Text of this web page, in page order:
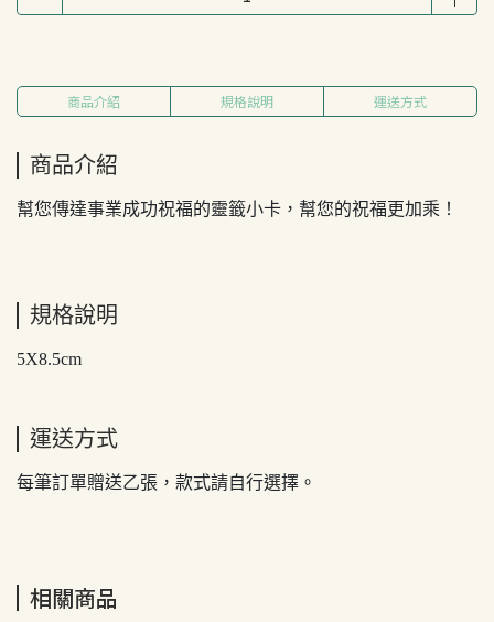
商品介紹 規格說明 運送方式
商品介紹
幫您傳達事業成功祝福的靈籤小卡，幫您的祝福更加乘！
規格說明
5X8.5cm
運送方式
每筆訂單贈送乙張，款式請自行選擇。
相關商品